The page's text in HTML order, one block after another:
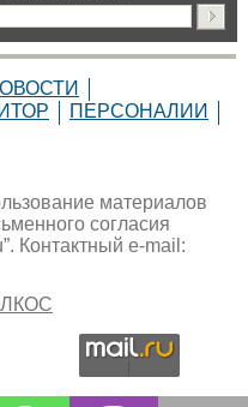
ПЕРСОНАЛИИ
материалов
согласия
Контактный e-mail: